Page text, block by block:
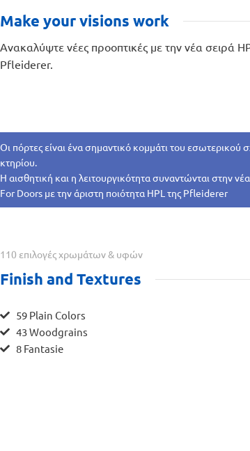
Make your visions work
Ανακαλύψτε νέες προοπτικές με την νέα σειρά
Pfleiderer.
Οι πόρτες είναι ένα σημαντικό κομμάτι του εσωτερικού
κτηρίου.
Η αισθητική και η λειτουργικότητα συναντώνται στην
For Doors με την άριστη ποιότητα HPL της Pfleiderer
110 επιλογές χρωμάτων & υφών
Finish and Textures
59 Plain Colors
43 Woodgrains
8 Fantasie